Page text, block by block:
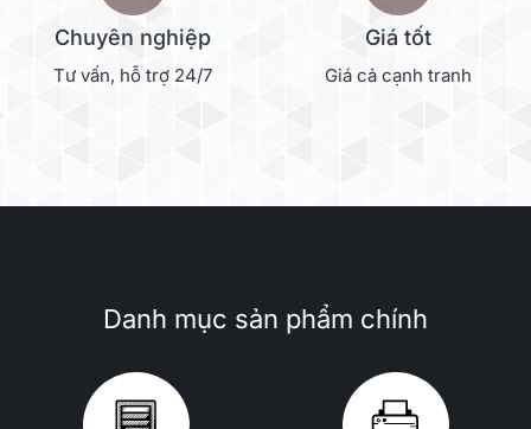
Chuyên nghiệp
Tư vấn, hỗ trợ 24/7
Giá tốt
Giá cả cạnh tranh
Danh mục sản phẩm chính